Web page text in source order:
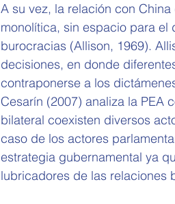
A su vez, la relación con
monolítica, sin espacio para el
burocracias (Allison, 1969).
decisiones, en donde
contraponerse a los
Cesarín (2007) analiza la PEA
bilateral coexisten diversos
caso de los actores
estrategia gubernamental ya
lubricadores de las relaciones